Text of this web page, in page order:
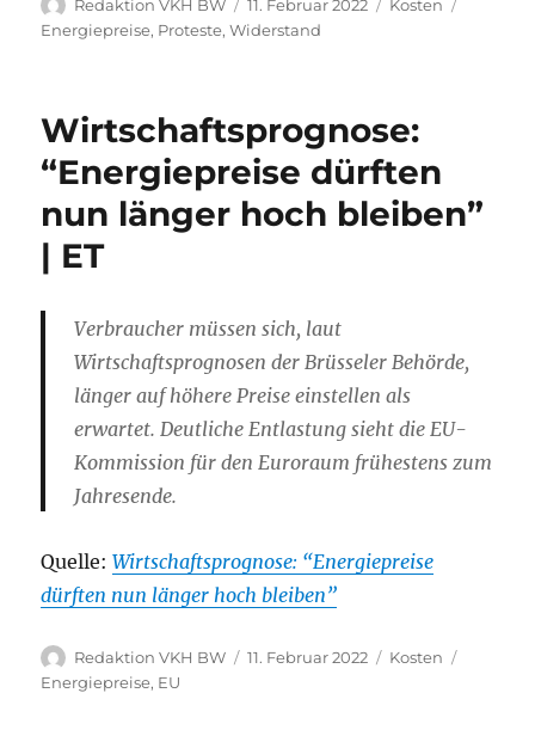
Redaktion VKH BW
am
11. Februar 2022 Kosten
Energiepreise, Proteste,Widerstand
Wirtschaftsprognose:
“Energiepreise dürften
nun länger hoch bleiben”
| ET
Verbraucher müssen sich, laut
Wirtschaftsprognosen der Brüsseler Behörde,
länger auf höhere Preise einstellen als
erwartet. Deutliche Entlastung sieht die EU-
Kommission für den Euroraum frühestens zum
Jahresende.
Quelle:Wirtschaftsprognose: “Energiepreise
dürften nun länger hoch bleiben”
Autor
Redaktion VKH BW
Veröffentlicht
11. Februar 2022 Kategorien
Kosten
Energiepreise, EU